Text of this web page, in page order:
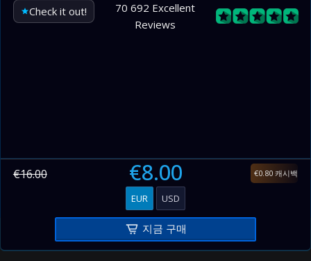
Check it out!
70 692 Excellent
Reviews
€16.00 €8.00 €0.80 캐시백
EUR USD
지금 구매